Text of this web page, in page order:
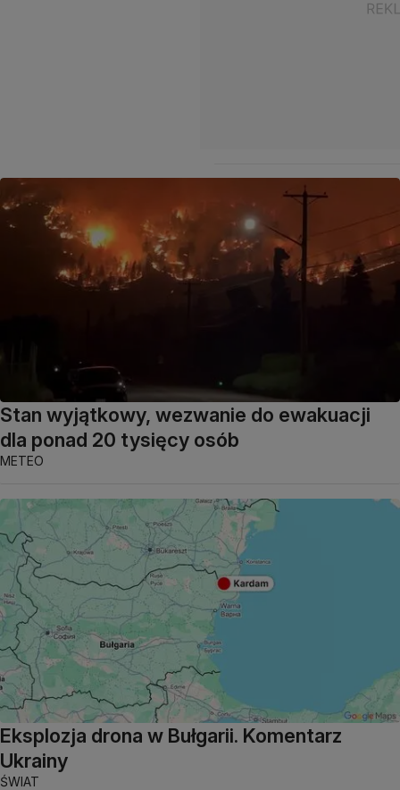
Stan wyjątkowy, wezwanie do ewakuacji
dla ponad 20 tysięcy osób
METEO
Eksplozja drona w Bułgarii. Komentarz
Ukrainy
ŚWIAT